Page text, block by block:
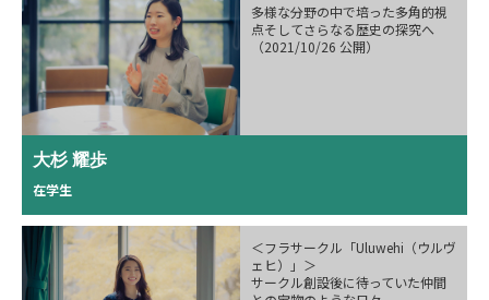
多様な分野の中で培った多角的視
点そしてさらなる歴史の探究へ
（2021/10/26 公開）
大杉 耀歩
在学生
＜フラサークル「Uluwehi（ウルヴ
ェヒ）」＞
サークル創設後に待っていた仲間